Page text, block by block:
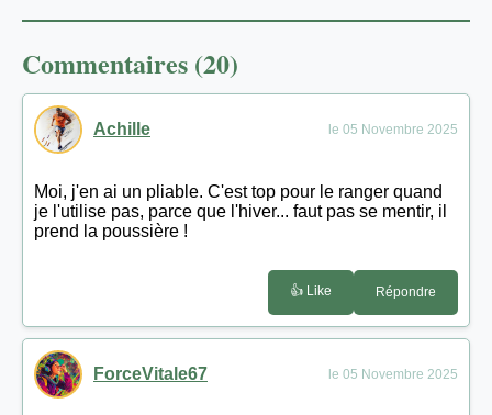
Commentaires (20)
Achille le 05 Novembre 2025
Moi, j'en ai un pliable. C'est top pour le ranger quand
je l'utilise pas, parce que l'hiver... faut pas se mentir, il
prend la poussière !
👍 Like Répondre
ForceVitale67 le 05 Novembre 2025